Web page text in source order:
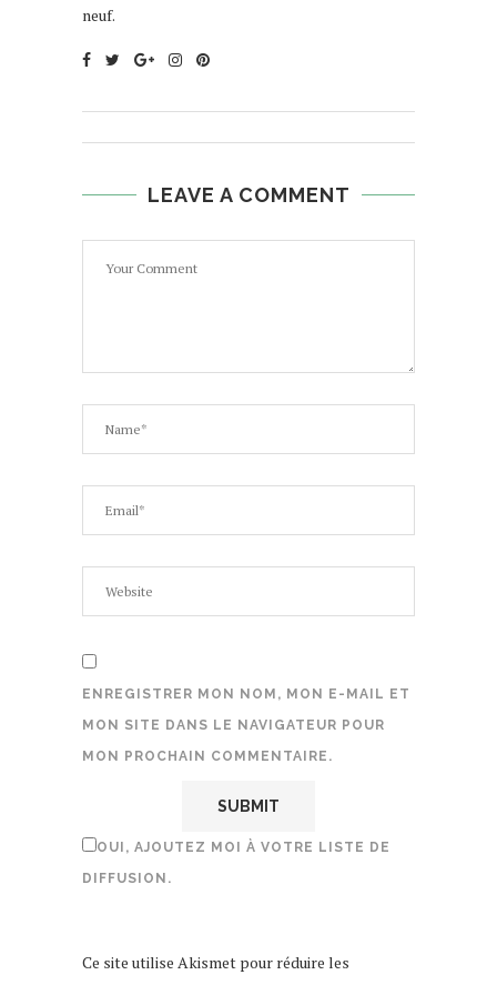
neuf.
LEAVE A COMMENT
ENREGISTRER MON NOM, MON E-MAIL ET
MON SITE DANS LE NAVIGATEUR POUR
MON PROCHAIN COMMENTAIRE.
OUI, AJOUTEZ MOI À VOTRE LISTE DE
DIFFUSION.
Ce site utilise Akismet pour réduire les